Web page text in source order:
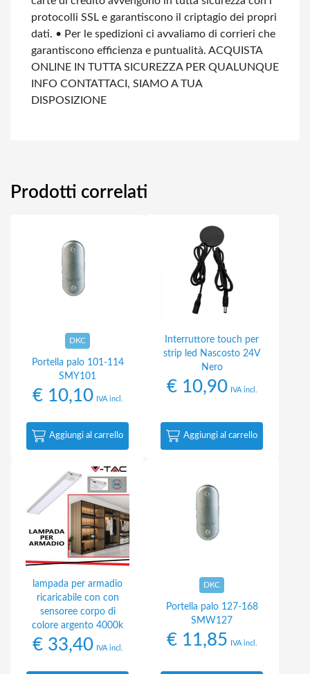
protocolli SSL e garantiscono il criptagio dei propri
dati. • Per le spedizioni ci avvaliamo di corrieri che
garantiscono efficienza e puntualità. ACQUISTA
ONLINE IN TUTTA SICUREZZAPER QUALUNQUE
INFO CONTATTACI, SIAMO A TUA
DISPOSIZIONE
Prodotti correlati
DKC
Portella palo 101-114
SMY101
€10,10 IVA incl.
Aggiungi al carrello
Interruttore touch per
strip led Nascosto 24V
Nero
€10,90 IVA incl.
Aggiungi al carrello
lampada per armadio
ricaricabile con con
sensoree corpo di
colore argento 4000k
€33,40 IVA incl.
DKC
Portella palo 127-168
SMW127
€11,85 IVA incl.